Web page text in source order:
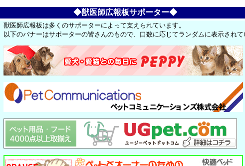
◆獣医師広報板サポーター◆
獣医師広報板は多くのサポーターによって支えられています。
以下のバナーはサポーターの皆さんのもので、口数に応じてランダムに表示され